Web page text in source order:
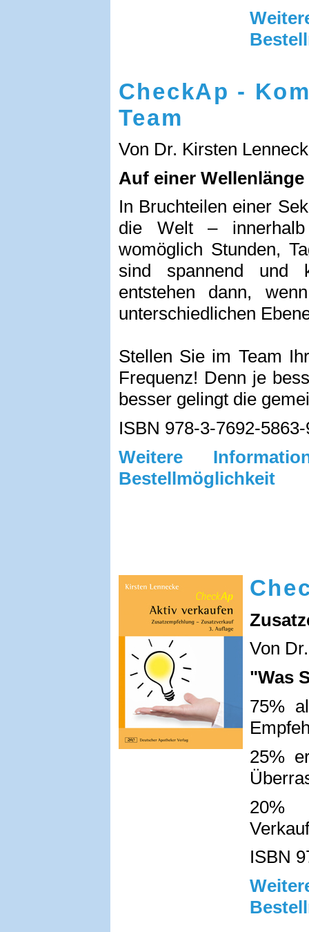
CheckAp -
Team
Von Dr. Kirsten
Auf einer Wellenlänge
In Bruchteilen einer
die Welt –
womöglich Stunden,
sind spannend und
entstehen dann,
unterschiedlichen
Stellen Sie im Team
Frequenz! Denn je
besser gelingt die
ISBN 978-3-7692-
Weitere
Bestellmöglichkeit
Von
"Was
75%
25%
20%
ISBN